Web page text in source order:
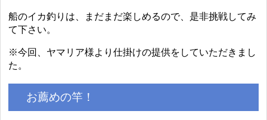
船のイカ釣りは、まだまだ楽しめるので、是非挑戦してみ
て下さい。
※今回、ヤマリア様より仕掛けの提供をしていただきまし
た。
お薦めの竿！